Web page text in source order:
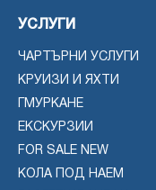
УСЛУГИ
ЧАРТЪРНИ УСЛУГИ
КРУИЗИ И ЯХТИ
ГМУРКАНЕ
ЕКСКУРЗИИ
FOR SALE NEW
КОЛА ПОД НАЕМ